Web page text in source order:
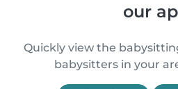
our
Quickly view the
babysitters in your